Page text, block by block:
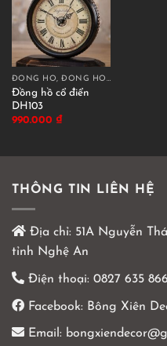
ĐỒNG HỒ, ĐỒNG HỒ CÁT DECOR
Đồng hồ cổ điển
DH103
990.000 ₫
THÔNG TIN LIÊN HỆ
Địa chỉ: 51A Nguyễn
tỉnh Nghệ An
Điện thoại: 0827 635 866
Facebook: Bông Xiên
Email: